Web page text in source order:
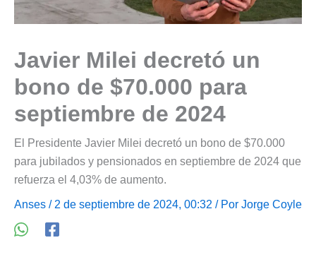
Javier Milei decretó un
bono de $70.000 para
septiembre de 2024
El Presidente Javier Milei decretó un bono de $70.000
para jubilados y pensionados en septiembre de 2024 que
refuerza el 4,03% de aumento.
Anses / 2 de septiembre de 2024, 00:32 / Por Jorge Coyle